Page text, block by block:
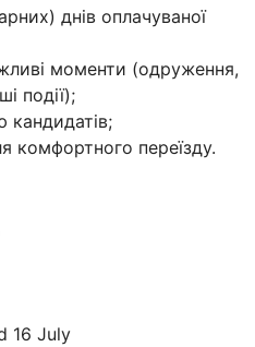
днів оплачуваної
моменти (одруження,
події);
кандидатів;
комфортного переїзду.
16 July